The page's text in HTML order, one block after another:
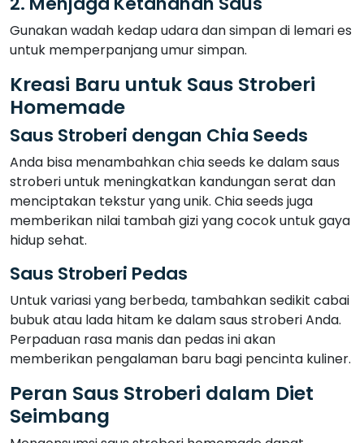
Gunakan wadah kedap udara dan simpan di lemari es
untuk memperpanjang umur simpan.
Kreasi Baru untuk Saus Stroberi
Homemade
Saus Stroberi dengan Chia Seeds
Anda bisa menambahkan chia seeds ke dalam saus
stroberi untuk meningkatkan kandungan serat dan
menciptakan tekstur yang unik. Chia seeds juga
memberikan nilai tambah gizi yang cocok untuk gaya
hidup sehat.
Saus Stroberi Pedas
Untuk variasi yang berbeda, tambahkan sedikit cabai
bubuk atau lada hitam ke dalam saus stroberi Anda.
Perpaduan rasa manis dan pedas ini akan
memberikan pengalaman baru bagi pencinta kuliner.
Peran Saus Stroberi dalam Diet
Seimbang